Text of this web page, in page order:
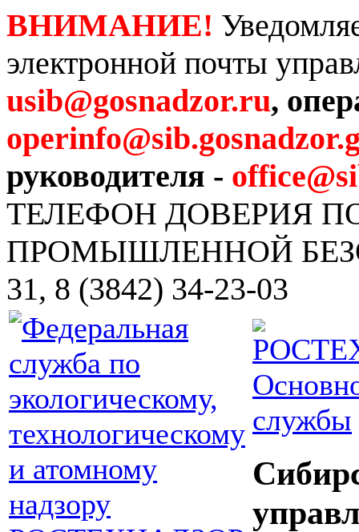
ВНИМАНИЕ!
электронной почты
usib@gosnadzor.ru,
руководителя -
ТЕЛЕФОН ДОВЕРИЯ
ПРОМЫШЛЕННОЙ
31, 8 (3842) 34-23-03
службы